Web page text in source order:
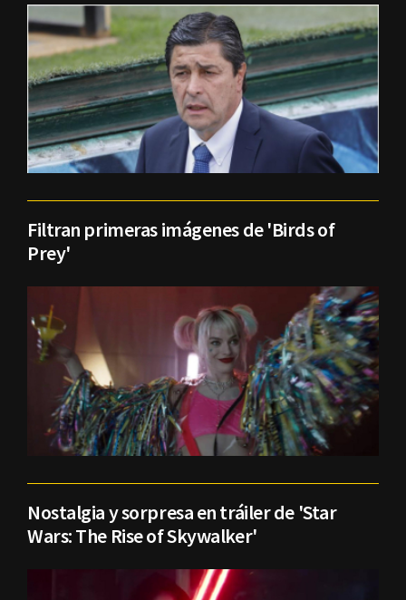
Filtran primeras imágenes de 'Birds of
Prey'
Nostalgia y sorpresa en tráiler de 'Star
Wars: The Rise of Skywalker'